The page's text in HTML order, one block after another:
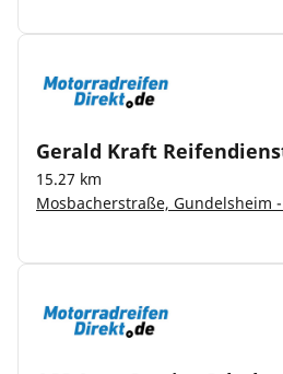
Gerald Kraft
15.27 km
Mosbacherstraße, Gundelsheim -